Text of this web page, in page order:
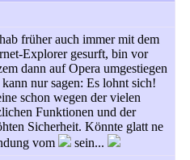
früher auch immer mit dem
Explorer gesurft, bin vor
dann auf Opera umgestiegen
nur sagen: Es lohnt sich!
schon wegen der vielen
Funktionen und der
Sicherheit. Könnte glatt ne
vom
sein...